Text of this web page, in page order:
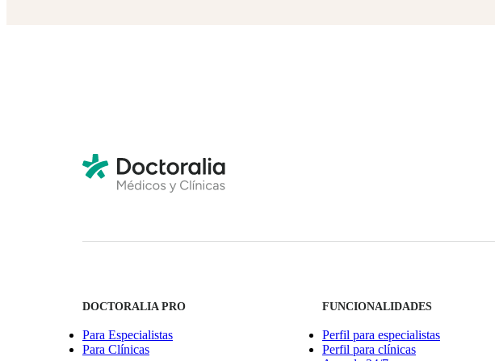
DOCTORALIA PRO
Para Especialistas
Para Clínicas
FUNCIONALIDADES
Perfil para especialistas
Perfil para clínicas